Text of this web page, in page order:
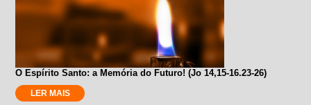
O Espírito Santo: a Memória do Futuro! (Jo 14,15-16.23-26)
LER MAIS